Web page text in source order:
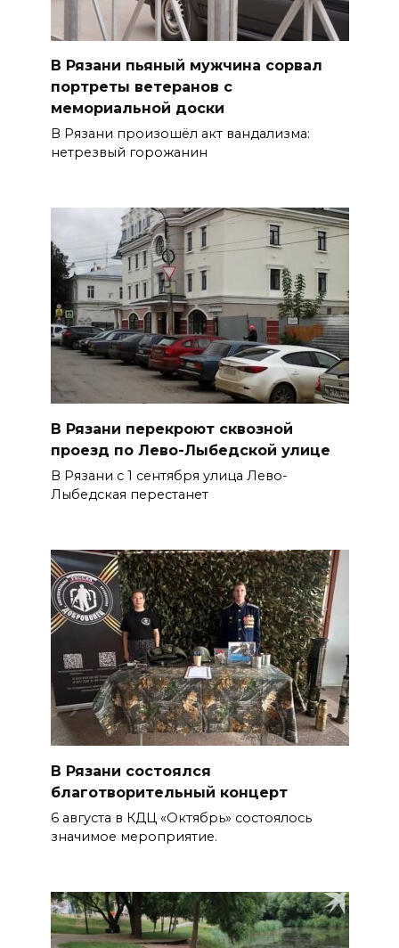
В Рязани пьяный мужчина сорвал
портреты ветеранов с
мемориальной доски
В Рязани произошёл акт вандализма:
нетрезвый горожанин
В Рязани перекроют сквозной
проезд по Лево-Лыбедской улице
В Рязани с 1 сентября улица Лево-
Лыбедская перестанет
В Рязани состоялся
благотворительный концерт
6 августа в КДЦ «Октябрь» состоялось
значимое мероприятие.